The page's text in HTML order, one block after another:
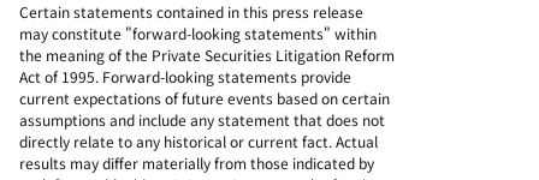
Certain statements contained in this press release
may constitute "forward-looking statements" within
the meaning of the Private Securities Litigation Reform
Act of 1995. Forward-looking statements provide
current expectations of future events based on certain
assumptions and include any statement that does not
directly relate to any historical or current fact. Actual
results may differ materially from those indicated by